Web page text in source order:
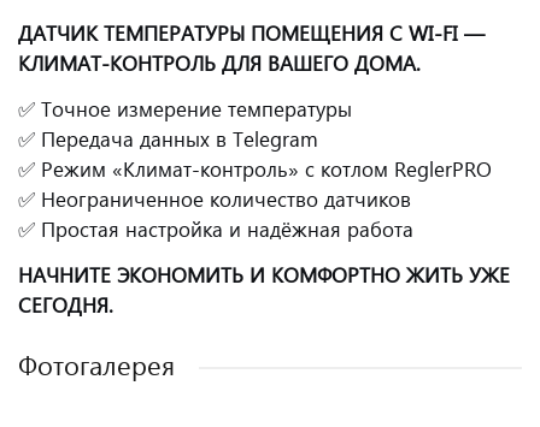
ДАТЧИК ТЕМПЕРАТУРЫ ПОМЕЩЕНИЯ С WI-FI —
КЛИМАТ-КОНТРОЛЬ ДЛЯ ВАШЕГО ДОМА.
✅ Точное измерение температуры
✅ Передача данных в Telegram
✅ Режим «Климат-контроль» с котлом ReglerPRO
✅ Неограниченное количество датчиков
✅ Простая настройка и надёжная работа
НАЧНИТЕ ЭКОНОМИТЬ И КОМФОРТНО ЖИТЬ УЖЕ
СЕГОДНЯ.
Фотогалерея